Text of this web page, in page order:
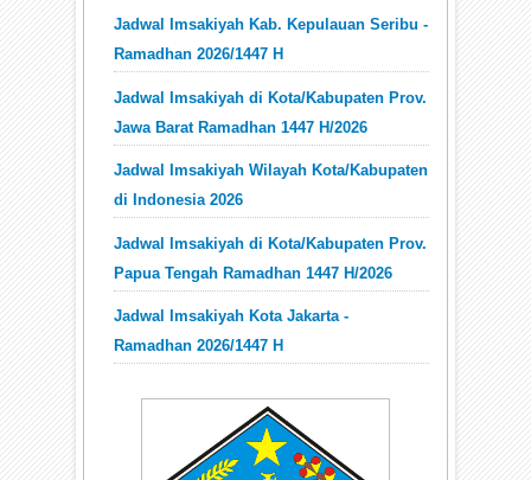
Jadwal Imsakiyah Kab. Kepulauan Seribu -
Ramadhan 2026/1447 H
Jadwal Imsakiyah di Kota/Kabupaten Prov.
Jawa Barat Ramadhan 1447 H/2026
Jadwal Imsakiyah Wilayah Kota/Kabupaten
di Indonesia 2026
Jadwal Imsakiyah di Kota/Kabupaten Prov.
Papua Tengah Ramadhan 1447 H/2026
Jadwal Imsakiyah Kota Jakarta -
Ramadhan 2026/1447 H